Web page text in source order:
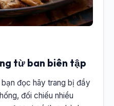
từ ban biên tập
đọc hãy trang bị đầy
đối chiếu nhiều